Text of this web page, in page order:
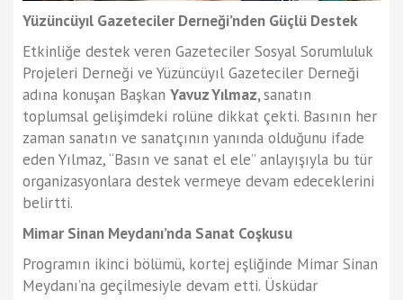
Yüzüncüyıl Gazeteciler Derneği’nden Güçlü Destek
Etkinliğe destek veren Gazeteciler Sosyal Sorumluluk
Projeleri Derneği ve Yüzüncüyıl Gazeteciler Derneği
adına konuşan Başkan Yavuz Yılmaz,sanatın
toplumsal gelişimdeki rolüne dikkat çekti. Basının her
zaman sanatın ve sanatçının yanında olduğunu ifade
eden Yılmaz, “Basın ve sanat el ele” anlayışıyla bu tür
organizasyonlara destek vermeye devam edeceklerini
belirtti.
Mimar Sinan Meydanı’nda Sanat Coşkusu
Programın ikinci bölümü, kortej eşliğinde Mimar Sinan
Meydanı’na geçilmesiyle devam etti. Üsküdar